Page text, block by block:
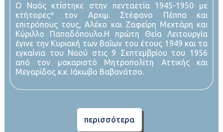
Ο Ναός κτίστηκε στην πενταετία 1945-1950 με
κτήτορες* τον Αρχιμ. Στέφανο Πέππα και
επιτρόπους τους, Αλέκο και Ζαφείρη Μεχτάρη και
Κύριλλο Παπαδόπουλο.Η πρώτη Θεία Λειτουργία
έγινε την Κυριακή των Βαΐων του έτους 1949 και τα
εγκαίνια του Ναού στις 9 Σεπτεμβρίου του 1956
από τον μακαριστό Μητροπολίτη Αττικής και
Μεγαρίδος κ.κ. Ιάκωβο Βαβανάτσο.
περισσότερα